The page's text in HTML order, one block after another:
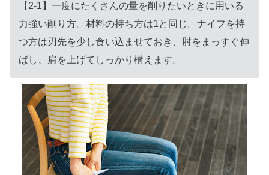
【2-1】一度にたくさんの量を削りたいときに用いる
力強い削り方。材料の持ち方は1と同じ。ナイフを持
つ方は刃先を少し食い込ませておき、肘をまっすぐ伸
ばし、肩を上げてしっかり構えます。